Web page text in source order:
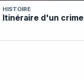
HISTOIRE
Itinéraire d'un crime